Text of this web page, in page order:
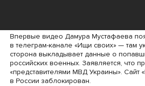
Впервые видео Дамура Мустафаева
в телеграм-канале «Ищи своих» — там
сторона выкладывает данные о
российских военных. Заявляется, что
«представителями МВД Украины». Сайт
в России заблокирован.